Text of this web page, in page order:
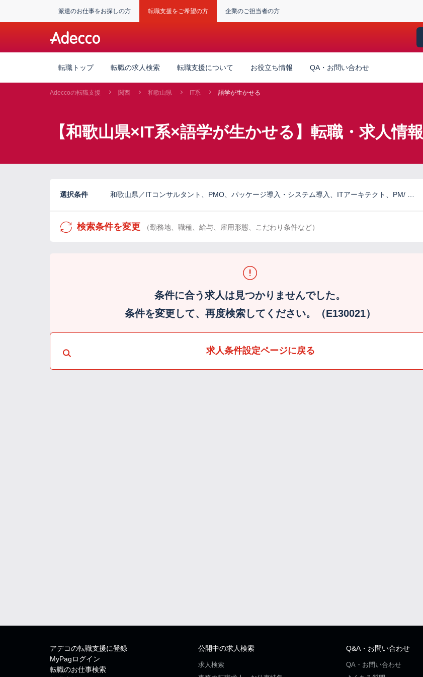
派遣のお仕事をお探しの方 転職支援をご希望の方 企業のご担当者の方
転職トップ 転職の求人検索 転職支援について お役立ち情報 QA・お問い合わせ
Adeccoの転職支援 関西 和歌山県 IT系 語学が生かせる
【和歌山県×IT系×語学が生かせる】転職・求人情報
選択条件 和歌山県／ITコンサルタント、PMO、パッケージ導入・システム導入、ITアーキテクト、PM/ …
検索条件を変更 （勤務地、職種、給与、雇用形態、こだわり条件など）
条件に合う求人は見つかりませんでした。
条件を変更して、再度検索してください。（E130021）
求人条件設定ページに戻る
アデコの転職支援に登録
MyPagログイン
転職のお仕事検索
公開中の求人検索
求人検索
Q&A・お問い合わせ
QA・お問い合わせ